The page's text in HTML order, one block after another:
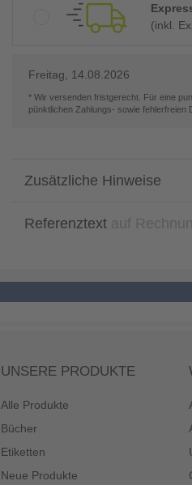
(inkl.
Freitag, 14.08.2026
* Wir versenden fristgerecht. Für eine
pünktlichen Zahlungs- sowie fehlerfreien
Zusätzliche Hinweise
Referenztext
UNSERE PRODUKTE
Alle Produkte
Bücher
Etiketten
Neue Produkte